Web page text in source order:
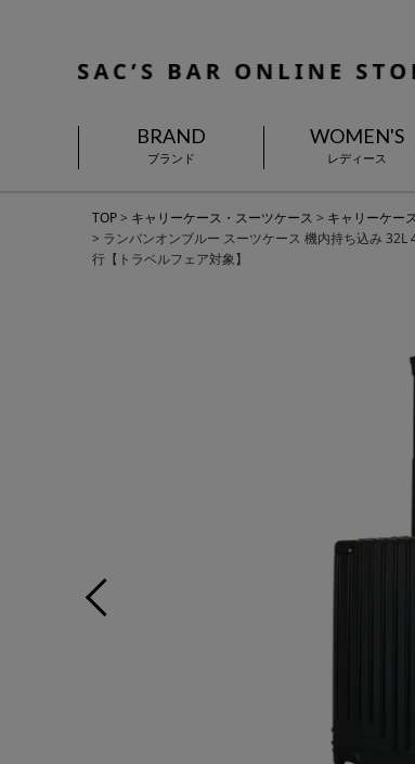
BRAND
ブランド
WOMEN'S
レディース
TOP キャリーケース・スーツケース
キャリーケー
ランバンオンブルー スーツケース 機内持ち込み
行【トラベルフェア対象】